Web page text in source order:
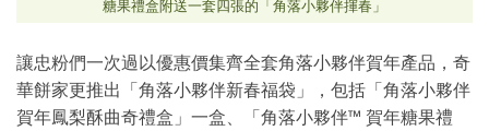
糖果禮盒附送一套四張的「角落小夥伴揮春」
讓忠粉們一次過以優惠價集齊全套角落小夥伴賀年產品，奇
華餅家更推出「角落小夥伴新春福袋」，包括「角落小夥伴
賀年鳳梨酥曲奇禮盒」一盒、「角落小夥伴™ 賀年糖果禮